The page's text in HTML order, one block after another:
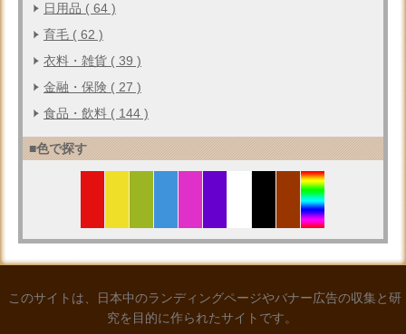
日用品 ( 64 )
育毛 ( 62 )
衣料・雑貨 ( 39 )
金融・保険 ( 27 )
食品・飲料 ( 144 )
■色で探す
このサイトは、日本中のランディングページやバナー広告の収集と研
究を目的に作られたサイトです。